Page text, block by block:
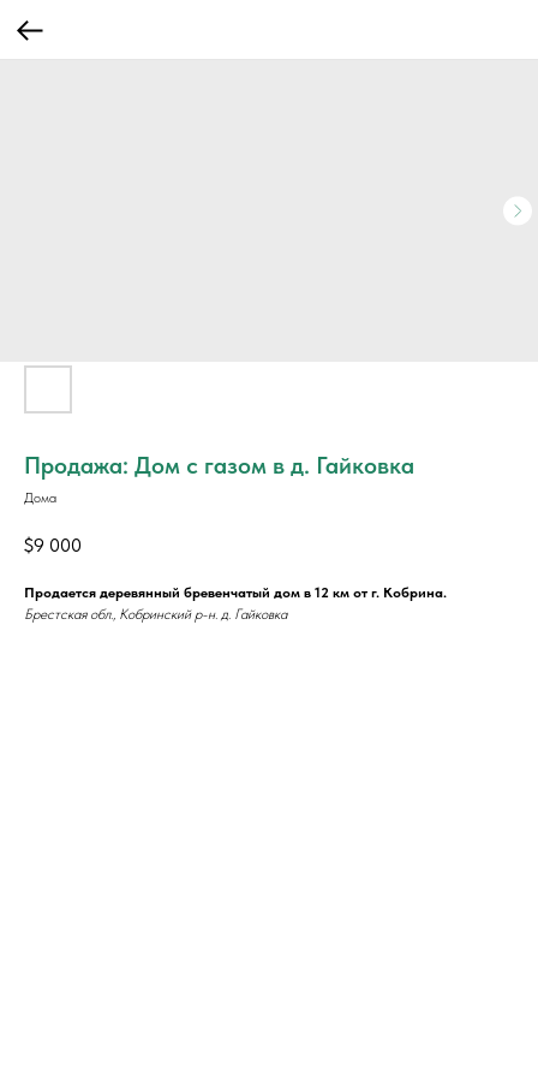
Продажа: Дом с газом в д. Гайковка
Дома
$9 000
Продается деревянный бревенчатый дом в 12 км от г. Кобрина.
Брестская обл., Кобринский р-н. д. Гайковка